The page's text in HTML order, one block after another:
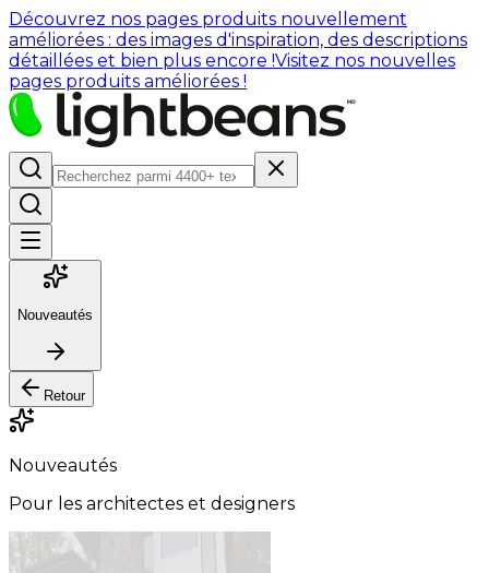
Découvrez nos pages produits nouvellement
améliorées : des images d'inspiration, des descriptions
détaillées et bien plus encore !Visitez nos nouvelles
pages produits améliorées !
Nouveautés
Retour
Nouveautés
Pour les architectes et designers